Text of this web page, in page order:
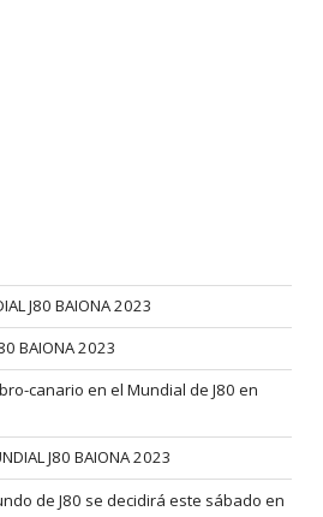
J80 BAIONA 2023
BAIONA 2023
canario en el Mundial de J80 en
J80 BAIONA 2023
de J80 se decidirá este sábado en